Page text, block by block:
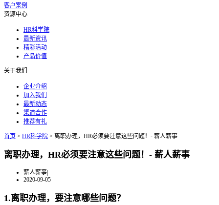
客户案例
资源中心
HR科学院
最新资讯
精彩活动
产品价值
关于我们
企业介绍
加入我们
最新动态
渠道合作
推荐有礼
首页 > HR科学院 > 离职办理，HR必须要注意这些问题！- 薪人薪事
离职办理，HR必须要注意这些问题！- 薪人薪事
薪人薪事|
2020-09-05
1.离职办理，要注意哪些问题？